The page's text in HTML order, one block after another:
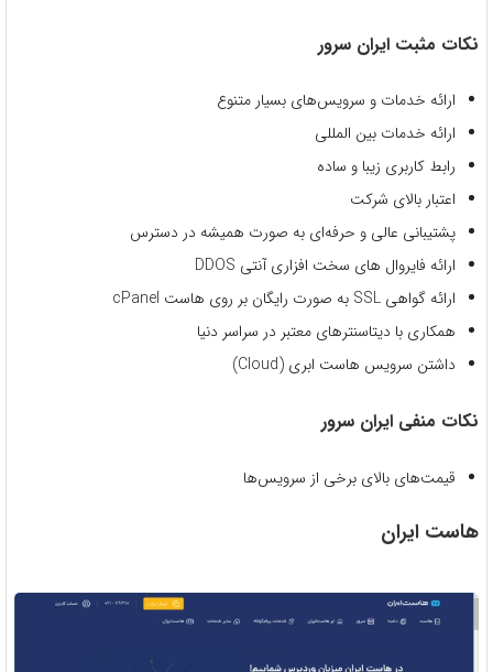
نکات مثبت ایران سرور
ارائه خدمات و سرویس‌های بسیار متنوع
ارائه خدمات بین المللی
رابط کاربری زیبا و ساده
اعتبار بالای شرکت
پشتیبانی عالی و حرفه‌ای به صورت همیشه در دسترس
ارائه فایروال های سخت افزاری آنتی DDOS
ارائه گواهی SSL به صورت رایگان بر روی هاست cPanel
همکاری با دیتاسنترهای معتبر در سراسر دنیا
داشتن سرویس هاست ابری (Cloud)
نکات منفی ایران سرور
قیمت‌های بالای برخی از سرویس‌ها
هاست ایران